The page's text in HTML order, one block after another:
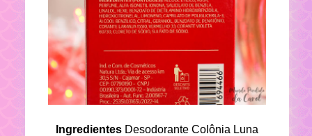
IngredientesDesodorante Colônia Luna